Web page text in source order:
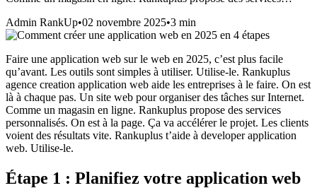
Admin RankUp•02 novembre 2025•3 min
Faire une application web sur le web en 2025, c’est plus facile
qu’avant. Les outils sont simples à utiliser. Utilise-le. Rankuplus
agence creation application web aide les entreprises à le faire. On est
là à chaque pas. Un site web pour organiser des tâches sur Internet.
Comme un magasin en ligne. Rankuplus propose des services
personnalisés. On est à la page. Ça va accélérer le projet. Les clients
voient des résultats vite. Rankuplus t’aide à developer application
web. Utilise-le.
Étape 1 : Planifiez votre application web